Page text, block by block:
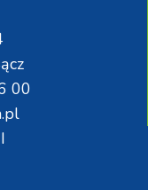
00